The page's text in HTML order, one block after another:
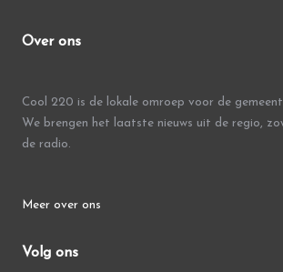
Over ons
Cool 220 is de lokale omroep voor de
We brengen het laatste nieuws uit de regio,
de radio.
Meer over ons
Volg ons